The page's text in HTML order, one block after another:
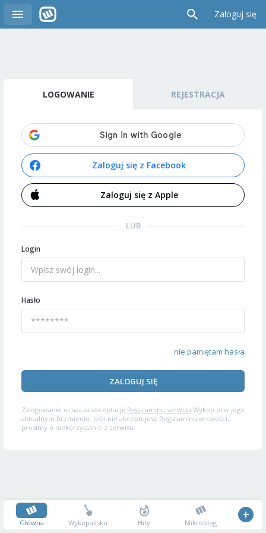
Zaloguj się
LOGOWANIE REJESTRACJA
Zaloguj się z Facebook
Zaloguj się z Apple
LUB
Login
Hasło
nie pamiętam hasła
ZALOGUJ SIĘ
Zalogowanie oznacza akceptację Regulaminu serwisu Wykop.pl w jego
aktualnym brzmieniu. Jeśli nie akceptujesz Regulaminu w całości,
prosimy o niekorzystanie z serwisu.
Główna Wykopalisko Hity Mikroblog